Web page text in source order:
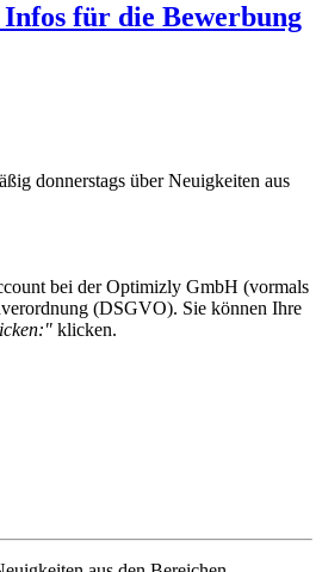
für die Bewerbung
donnerstags über Neuigkeiten aus
bei der Optimizly GmbH (vormals
(DSGVO). Sie können Ihre
klicken.